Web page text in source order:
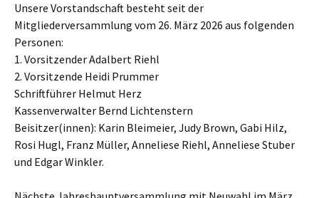
Unsere Vorstandschaft besteht seit der
Mitgliederversammlung vom 26. März 2026 aus folgenden
Personen:
1. Vorsitzender Adalbert Riehl
2. Vorsitzende Heidi Prummer
Schriftführer Helmut Herz
Kassenverwalter Bernd Lichtenstern
Beisitzer(innen): Karin Bleimeier, Judy Brown, Gabi Hilz,
Rosi Hugl, Franz Müller, Anneliese Riehl, Anneliese Stuber
und Edgar Winkler.